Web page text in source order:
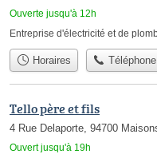
Ouverte jusqu'à 12h
Entreprise d'électricité et de
Horaires Téléphone
Tello père et fils
4 Rue Delaporte, 94700
Ouvert jusqu'à 19h